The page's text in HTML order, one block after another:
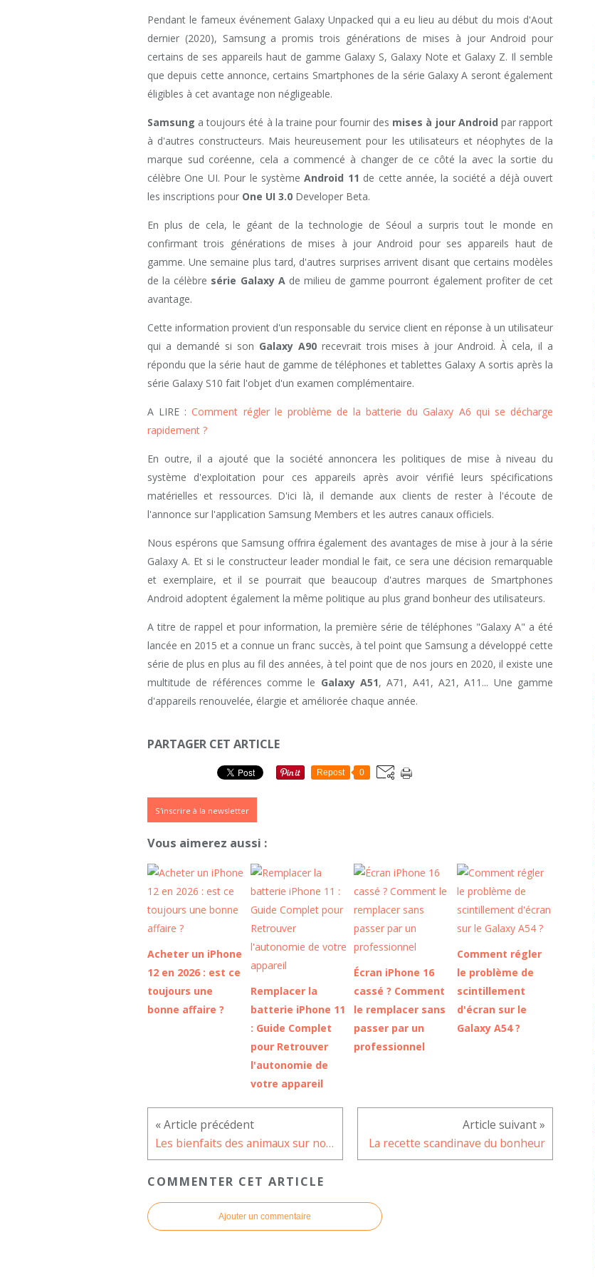
Pendant le fameux événement Galaxy Unpacked qui a eu lieu au début du mois d'Aout
dernier (2020), Samsung a promis trois générations de mises à jour Android pour
certains de ses appareils haut de gamme Galaxy S, Galaxy Note et Galaxy Z. Il semble
que depuis cette annonce, certains Smartphones de la série Galaxy A seront également
éligibles à cet avantage non négligeable.
Samsung a toujours été à la traine pour fournir des mises à jour Android par rapport
à d'autres constructeurs. Mais heureusement pour les utilisateurs et néophytes de la
marque sud coréenne, cela a commencé à changer de ce côté la avec la sortie du
célèbre One UI. Pour le systèmeAndroid 11 de cette année, la société a déjà ouvert
les inscriptions pour One UI 3.0 Developer Beta.
En plus de cela, le géant de la technologie de Séoul a surpris tout le monde en
confirmant trois générations de mises à jour Android pour ses appareils haut de
gamme. Une semaine plus tard, d'autres surprises arrivent disant que certains modèles
de la célèbre série Galaxy Ade milieu de gamme pourront également profiter de cet
avantage.
Cette information provient d'un responsable du service client en réponse à un utilisateur
qui a demandé si son Galaxy A90recevrait trois mises à jour Android. À cela, il a
répondu que la série haut de gamme de téléphones et tablettes Galaxy A sortis après la
série Galaxy S10 fait l'objet d'un examen complémentaire.
A LIRE :Comment régler le problème de la batterie du Galaxy A6 qui se décharge
rapidement ?
En outre, il a ajouté que la société annoncera les politiques de mise à niveau du
système d'exploitation pour ces appareils après avoir vérifié leurs spécifications
matérielles et ressources. D'ici là, il demande aux clients de rester à l'écoute de
l'annonce sur l'application Samsung Members et les autres canaux officiels.
Nous espérons que Samsung offrira également des avantages de mise à jour à la série
Galaxy A. Et si le constructeur leader mondial le fait, ce sera une décision remarquable
et exemplaire, et il se pourrait que beaucoup d'autres marques de Smartphones
Android adoptent également la même politique au plus grand bonheur des utilisateurs.
A titre de rappel et pour information, la première série de téléphones "Galaxy A" a été
lancée en 2015 et a connue un franc succès, à tel point que Samsung a développé cette
série de plus en plus au fil des années, à tel point que de nos jours en 2020, il existe une
multitude de références comme le Galaxy A51, A71, A41, A21, A11... Une gamme
d'appareils renouvelée, élargie et améliorée chaque année.
PARTAGER CET ARTICLE
Repost 0
S'inscrire à la newsletter
Vous aimerez aussi :
Acheter un iPhone
12 en 2026 : est ce
toujours une
bonne affaire ?
Remplacer la
batterie iPhone 11
: Guide Complet
pour Retrouver
l'autonomie de
votre appareil
Écran iPhone 16
cassé ? Comment
le remplacer sans
passer par un
professionnel
Comment régler
le problème de
scintillement
d'écran sur le
Galaxy A54 ?
Les bienfaits des animaux sur nos enfants La recette scandinave du bonheur
COMMENTER CET ARTICLE
Ajouter un commentaire